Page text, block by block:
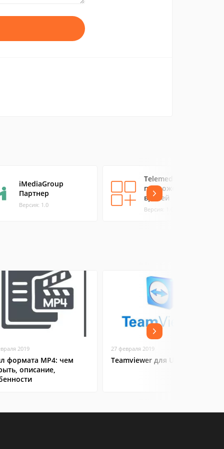
iMediaGroup
Партнер
Версия: 1.0
TelemedDoctor —
приложение для
врачей
Версия: 1.0.7
2019
формата MP4: чем
описание,
27 февраля 2019
Teamviewer для Ubuntu